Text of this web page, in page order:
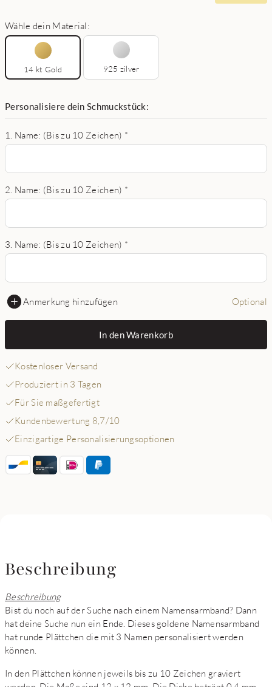
Wähle dein Material:
14 kt Gold 925 zilver
Personalisiere dein Schmuckstück:
1. Name: (Bis zu 10 Zeichen) *
2. Name: (Bis zu 10 Zeichen) *
3. Name: (Bis zu 10 Zeichen) *
Anmerkung hinzufügen Optional
In den Warenkorb
Kostenloser Versand
Produziert in 3 Tagen
Für Sie maßgefertigt
Kundenbewertung 8,7/10
Einzigartige Personalisierungsoptionen
Beschreibung
Beschreibung
Bist du noch auf der Suche nach einem Namensarmband? Dann
hat deine Suche nun ein Ende. Dieses goldene Namensarmband
hat runde Plättchen die mit 3 Namen personalisiert werden
können.
In den Plättchen können jeweils bis zu 10 Zeichen graviert